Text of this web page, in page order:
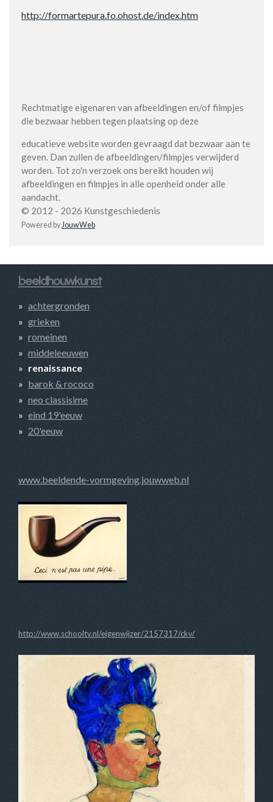
http://formartepura.fo.ohost.de/index.htm
Rechtmatige eigenaren van afbeeldingen en/of filmpjes
die bezwaar hebben tegen plaatsing op deze
educatieve website worden gevraagd dat bezwaar aan te
geven. Dan zullen de afbeeldingen/filmpjes verwijderd
worden. Tot zo'n verzoek ons bereikt houden wij
afbeeldingen en filmpjes in alle openheid onder alle
aandacht.
© 2012 - 2026 Kunstgeschiedenis
Powered by JouwWeb
beeldhouwkunst
achtergronden
grieken
romeinen
middeleeuwen
renaissance
barok & rococo
neo classisime
eind 19'eeuw
20'eeuw
www.beeldende-vormgeving.jouwweb.nl
http://www.schooltv.nl/eigenwijzer/2157317/ckv/